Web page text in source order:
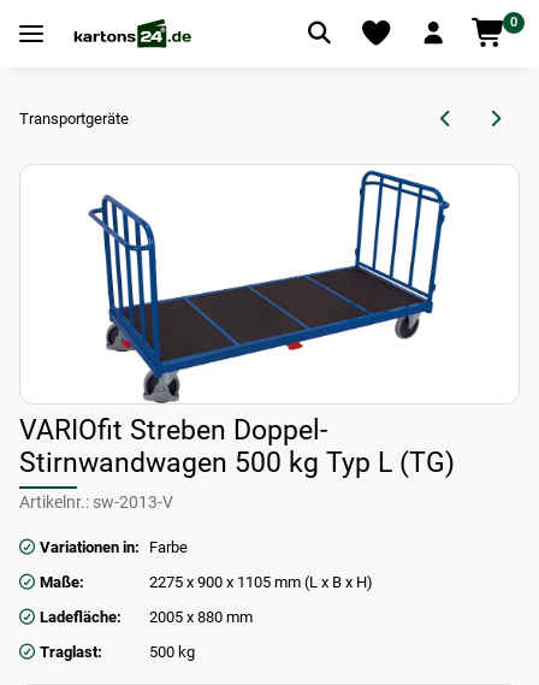
0
Transportgeräte
VARIOfit Streben Doppel-
Stirnwandwagen 500 kg Typ L (TG)
Artikelnr.: sw-2013-V
Variationen in:
Farbe
Maße:
2275 x 900 x 1105 mm (L x B x H)
Ladefläche:
2005 x 880 mm
Traglast:
500 kg